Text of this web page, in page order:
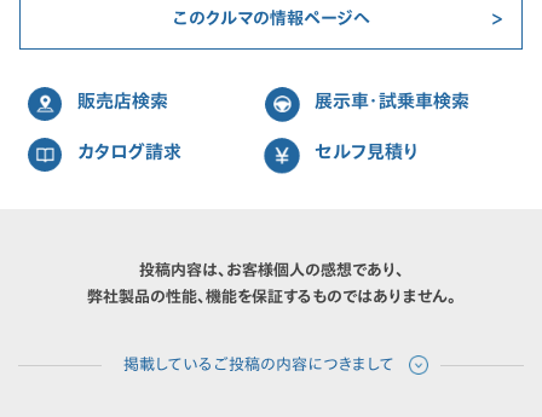
このクルマの情報ページへ
販売店検索 展示車・試乗車検索
カタログ請求 セルフ見積り
投稿内容は、お客様個人の感想であり、
弊社製品の性能、機能を保証するものではありません。